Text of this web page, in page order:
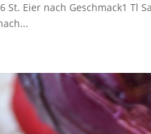
St. Eier nach Geschmack1 Tl